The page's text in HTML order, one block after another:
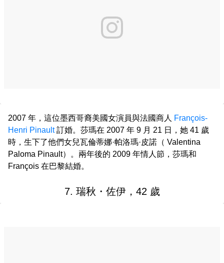
2007 年，這位墨西哥裔美國女演員與法國商人 François-
Henri Pinault訂婚。莎瑪在 2007 年 9 月 21 日，她 41 歲
時，生下了他們女兒瓦倫蒂娜·帕洛瑪·皮諾（ Valentina
Paloma Pinault）。兩年後的 2009 年情人節，莎瑪和
François 在巴黎結婚。
7. 瑞秋・佐伊，42 歲